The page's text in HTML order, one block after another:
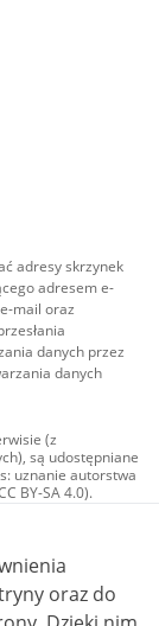
adresy skrzynek
adresem e-
mail oraz
danych przez
danych
(z
są udostępniane
uznanie autorstwa
BY-SA 4.0).
materiały
typu
użycie
4.0 (CC BY-
inaczej.
oraz do